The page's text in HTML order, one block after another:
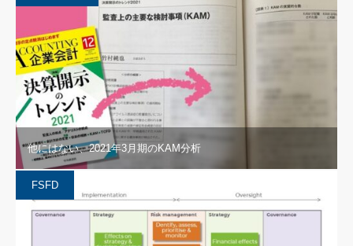
他にはない、2021年3月期のKAM分析
FSFD